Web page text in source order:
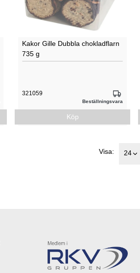
Kakor Gille Dubbla chokladflarn
735 g
321059
Beställningsvara
Köp
Visa: 24